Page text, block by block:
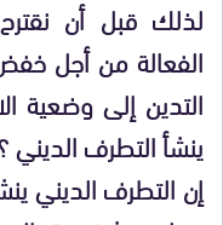
لذلك قبل أن
الفعالة من أجل
التدين إلى وضعية
ينشأ التطرف الديني
إن التطرف الديني